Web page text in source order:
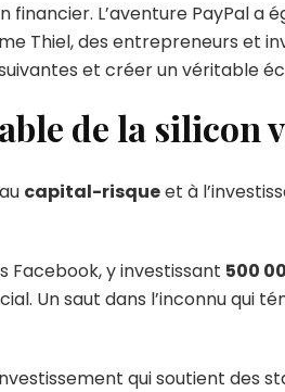
L’aventure PayPal a
Thiel, des entrepreneurs et
et créer un véritable
de la silicon
capital-risqueet à
Facebook, y investissant 500
Un saut dans l’inconnu qui
qui soutient des